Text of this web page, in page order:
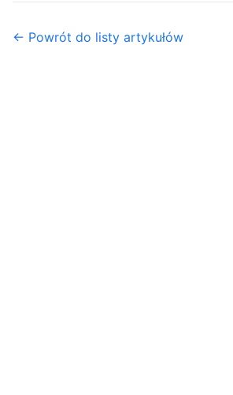
← Powrót do listy artykułów